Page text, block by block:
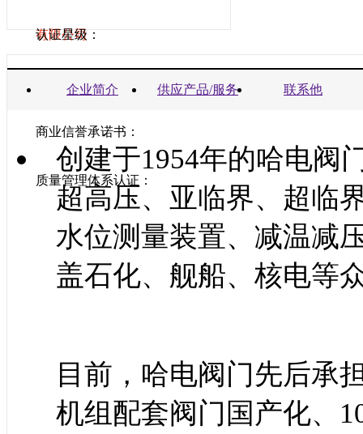
有限公司
认证星级：
营业执照：
商业信誉承诺书：
质量管理体系认证：
企业简介 供应产品/服务 联系他
创建于1954年的哈电阀
超高压、亚临界、超临
水位测量装置、减温减
盖石化、舰船、核电等
目前，哈电阀门先后承
机组配套阀门国产化、